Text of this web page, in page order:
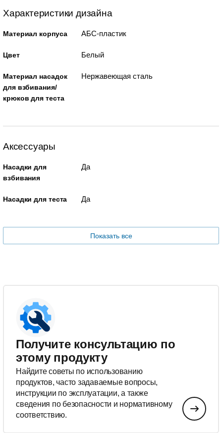
Характеристики дизайна
Материал корпуса АБС-пластик
Цвет Белый
Материал насадок
для взбивания/
крюков для теста
Нержавеющая сталь
Аксессуары
Насадки для
взбивания
Да
Насадки для теста Да
Показать все
Получите консультацию по
этому продукту
Найдите советы по использованию
продуктов, часто задаваемые вопросы,
инструкции по эксплуатации, а также
сведения по безопасности и нормативному
соответствию.